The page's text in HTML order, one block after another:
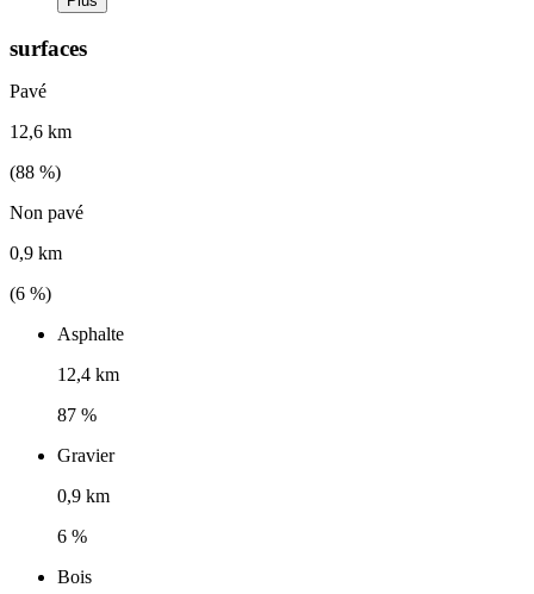
surfaces
Pavé
12,6 km
(88 %)
Non pavé
0,9 km
(6 %)
Asphalte
12,4 km
87 %
Gravier
0,9 km
6 %
Bois